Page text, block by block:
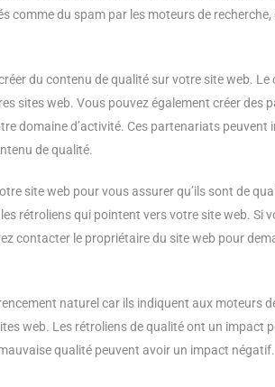
comme du spam par les moteurs de recherche,
du contenu de qualité sur votre site web. Le
sites web. Vous pouvez également créer des
domaine d’activité. Ces partenariats peuvent
de qualité.
site web pour vous assurer qu’ils sont de
rétroliens qui pointent vers votre site web. Si
contacter le propriétaire du site web pour
naturel car ils indiquent aux moteurs
web. Les rétroliens de qualité ont un impact
qualité peuvent avoir un impact négatif.